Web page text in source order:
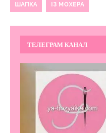
ШАПКА ІЗ МОХЕРА
ТЕЛЕГРАМ КАНАЛ